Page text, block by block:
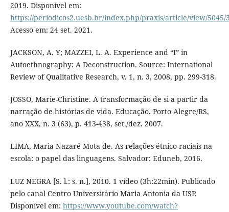
2019. Disponível em:
https://periodicos2.uesb.br/index.php/praxis/article/view/5045/
Acesso em: 24 set. 2021.
JACKSON, A. Y; MAZZEI, L. A. Experience and “I” in
Autoethnography: A Deconstruction. Source: International
Review of Qualitative Research, v. 1, n. 3, 2008, pp. 299-318.
JOSSO, Marie-Christine. A transformação de si a partir da
narração de histórias de vida. Educação. Porto Alegre/RS,
ano XXX, n. 3 (63), p. 413-438, set./dez. 2007.
LIMA, Maria Nazaré Mota de. As relações étnico-raciais na
escola: o papel das linguagens. Salvador: Eduneb, 2016.
LUZ NEGRA [S. l.: s. n.], 2010. 1 vídeo (3h:22min). Publicado
pelo canal Centro Universitário Maria Antonia da USP.
Disponível em: https://www.youtube.com/watch?